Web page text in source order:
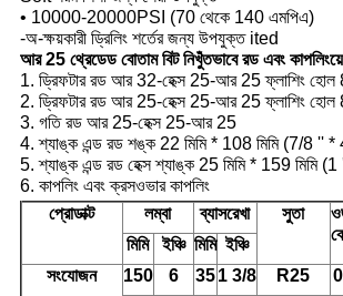
• 10000-20000PSI (70 থেকে 140 এমপিএ)
-অ-ক্ষয়কারী ড্রিলিং শর্তের জন্য উপযুক্ত ited
আর 25 থ্রেডেড বোতাম বিট নিখুঁতভাবে রড এবং
1. ড্রিফটার রড আর 32-হেক্স 25-আর 25 ফ্লাশিং হোল
2. ড্রিফটার রড আর 25-হেক্স 25-আর 25 ফ্লাশিং হোল
3. গতি রড আর 25-হেক্স 25-আর 25
4. শ্যাঙ্ক এন্ড রড শঙ্ক 22 মিমি * 108 মিমি (7/8 ''
5. শ্যাঙ্ক এন্ড রড হেক্স শ্যাঙ্ক 25 মিমি * 159 মিমি
6. কাপলিং এবং ক্রসওভার কাপলিং
প্রোডাক্ট
লম্বা ব্যাসরেখা সুতা
মিমি ইঞ্চি মিমি ইঞ্চি
সংযোজন
150 6 351 3/8 R25